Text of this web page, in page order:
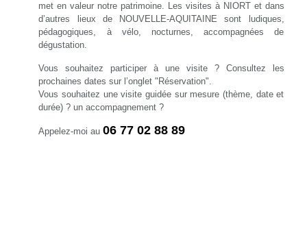
met en valeur notre patrimoine. Les visites à NIORT et dans
d’autres lieux de NOUVELLE-AQUITAINE sont ludiques,
pédagogiques, à vélo, nocturnes, accompagnées de
dégustation.
Vous souhaitez participer à une visite ? Consultez les
prochaines dates sur l’onglet "Réservation".
Vous souhaitez une visite guidée sur mesure (thème, date et
durée) ? un accompagnement ?
Appelez-moi au06 77 02 88 89